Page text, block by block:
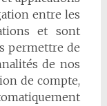
entre les
et sont
permettre de
de nos
de compte,